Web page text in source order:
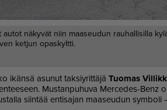
näkyvät niin maaseudun rauhallisilla
ketjun opaskyltti.
ikän­sä asu­nut tak­siy­rit­tä­jä Tuo­mas
Mus­tan­pu­hu­va Mer­ce­des-Benz
siin­tää en­ti­sa­jan maa­seu­dun sym­bo­li